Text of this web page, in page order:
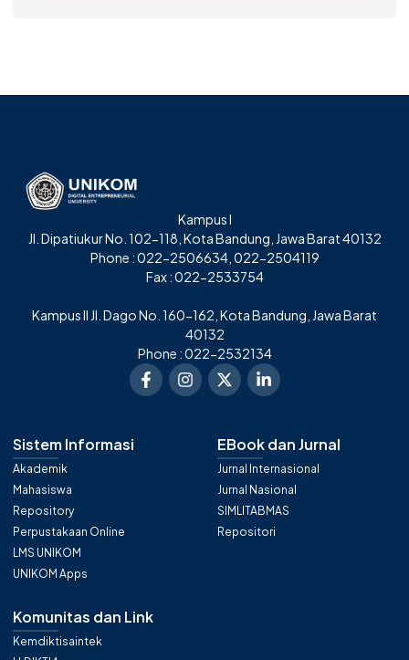
Kampus I
Jl. Dipatiukur No. 102-118, Kota Bandung, Jawa Barat 40132
Phone : 022-2506634, 022-2504119
Fax : 022-2533754
Kampus II Jl. Dago No. 160-162, Kota Bandung, Jawa Barat
40132
Phone : 022-2532134
Sistem Informasi
Akademik
Mahasiswa
Repository
Perpustakaan Online
LMS UNIKOM
UNIKOM Apps
EBook dan Jurnal
Jurnal Internasional
Jurnal Nasional
SIMLITABMAS
Repositori
Komunitas dan Link
Kemdiktisaintek